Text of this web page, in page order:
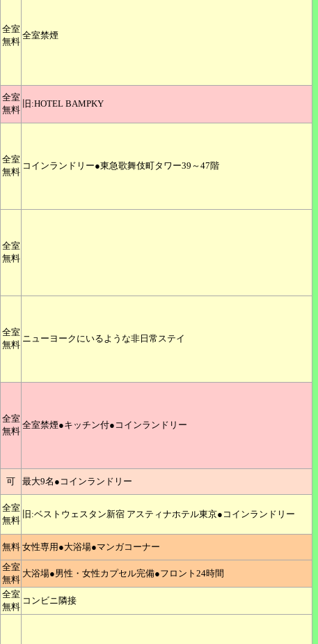
全室
無料
全室禁煙
全室
無料
旧:HOTEL BAMPKY
全室
無料
コインランドリー●東急歌舞伎町タワー39～47階
全室
無料
全室
無料
ニューヨークにいるような非日常ステイ
全室
無料
全室禁煙●キッチン付●コインランドリー
可 最大9名●コインランドリー
全室
無料
旧:ベストウェスタン新宿 アスティナホテル東京●コインランドリー
無料 女性専用●大浴場●マンガコーナー
全室
無料
大浴場●男性・女性カプセル完備●フロント24時間
全室
無料
コンビニ隣接